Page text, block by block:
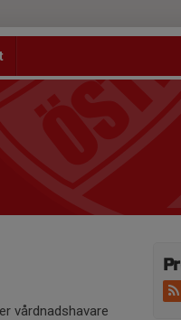
vårdnadshavare